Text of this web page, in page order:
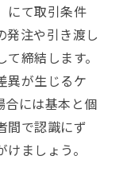
にて取引条件
発注や引き渡し
締結します。
異が生じるケ
合には基本と個
間で認識にず
ましょう。